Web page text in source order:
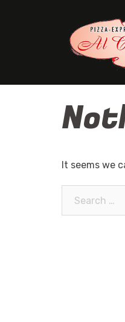
It seems we